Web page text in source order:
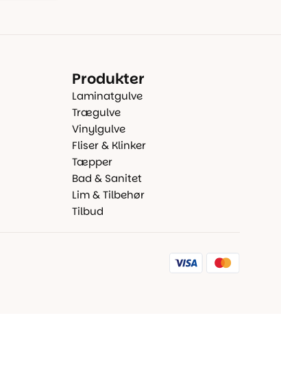
Produkter
Laminatgulve
Trægulve
Vinylgulve
Fliser & Klinker
Tæpper
Bad & Sanitet
Lim & Tilbehør
Tilbud